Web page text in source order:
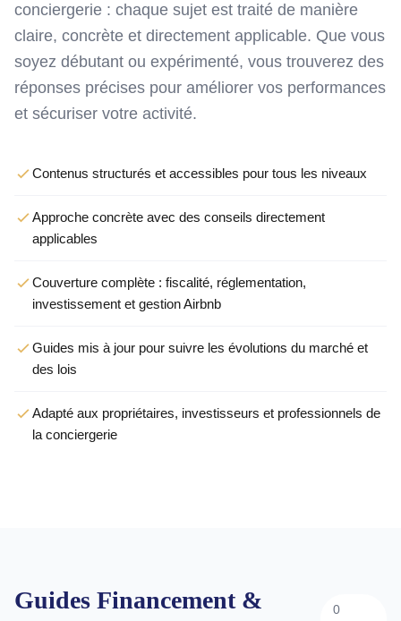
conciergerie : chaque sujet est traité de manière
claire, concrète et directement applicable. Que vous
soyez débutant ou expérimenté, vous trouverez des
réponses précises pour améliorer vos performances
et sécuriser votre activité.
Contenus structurés et accessibles pour tous les niveaux
Approche concrète avec des conseils directement
applicables
Couverture complète : fiscalité, réglementation,
investissement et gestion Airbnb
Guides mis à jour pour suivre les évolutions du marché et
des lois
Adapté aux propriétaires, investisseurs et professionnels de
la conciergerie
Guides Financement &
0